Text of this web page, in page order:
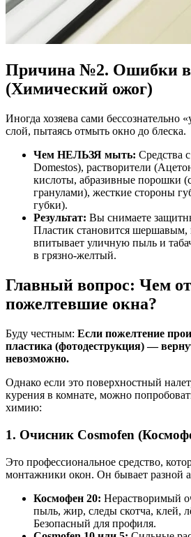
Причина №2. Ошибки в
(Химический ожог)
Иногда хозяева сами бессознательно
слой, пытаясь отмыть окно до блеска.
Чем НЕЛЬЗЯ мыть: Средства
Domestos), растворители
кислоты, абразивные порошки
гранулами), жесткие стороны
губки).
Результат: Вы снимаете
Пластик становится
впитывает уличную пыль и
в грязно-желтый.
Главный вопрос: Чем
пожелтевшие окна?
Буду честным: Если пожелтение
пластика (фотодеструкция) —
невозможно.
Однако если это поверхностный
курения в комнате, можно
химию:
1. Очисник Cosmofen
Это профессиональное средство,
монтажники окон. Он бывает разной
Космофен 20: Нерастворимый
пыль, жир, следы скотча, клей,
Безопасный для профиля.